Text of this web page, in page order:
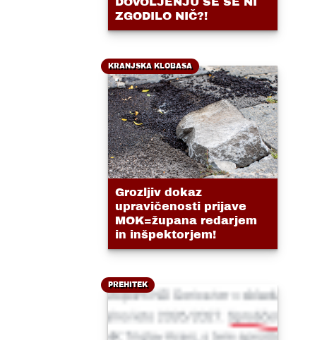
ZGODILO NIČ?!
KRANJSKA KLOBASA
Grozljiv dokaz
upravičenosti prijave
MOK=župana redarjem
in inšpektorjem!
PREHITEK